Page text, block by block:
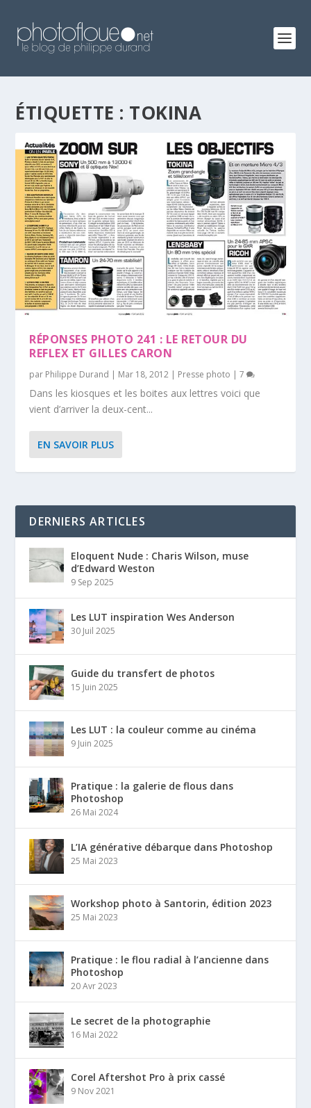
ÉTIQUETTE : TOKINA
RÉPONSES PHOTO 241 : LE RETOUR DU
REFLEX ET GILLES CARON
par Philippe Durand | Mar 18, 2012 | Presse photo |7
Dans les kiosques et les boites aux lettres voici que
vient d’arriver la deux-cent...
EN SAVOIR PLUS
DERNIERS ARTICLES
Eloquent Nude : Charis Wilson, muse
d’Edward Weston
9 Sep 2025
Les LUT inspiration Wes Anderson
30 Juil 2025
Guide du transfert de photos
15 Juin 2025
Les LUT : la couleur comme au cinéma
9 Juin 2025
Pratique : la galerie de flous dans
Photoshop
26 Mai 2024
L’IA générative débarque dans Photoshop
25 Mai 2023
Workshop photo à Santorin, édition 2023
25 Mai 2023
Pratique : le flou radial à l’ancienne dans
Photoshop
20 Avr 2023
Le secret de la photographie
16 Mai 2022
Corel Aftershot Pro à prix cassé
9 Nov 2021